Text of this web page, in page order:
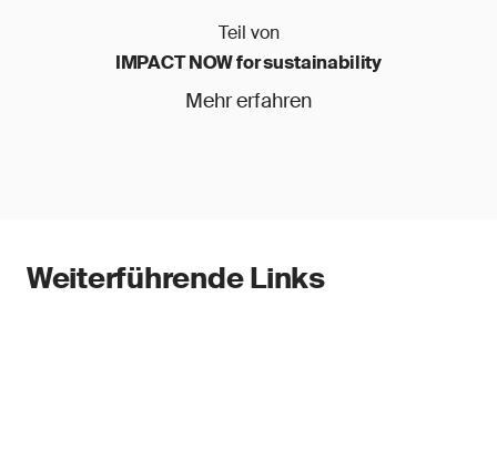
Teil von
IMPACT NOW for sustainability
Mehr erfahren
Weiterführende Links